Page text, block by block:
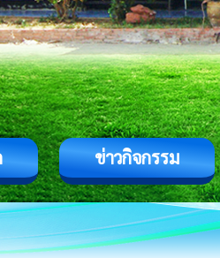
ข่าวกิจกรรม